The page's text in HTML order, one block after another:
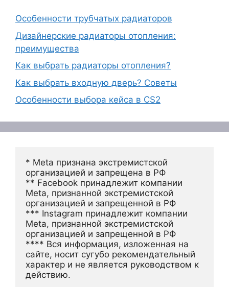
Особенности трубчатых радиаторов
Дизайнерские радиаторы отопления:
преимущества
Как выбрать радиаторы отопления?
Как выбрать входную дверь? Советы
Особенности выбора кейса в CS2
* Meta признана экстремистской
организацией и запрещена в РФ
** Facebook принадлежит компании
Meta, признанной экстремистской
организацией и запрещенной в РФ
*** Instagram принадлежит компании
Meta, признанной экстремистской
организацией и запрещенной в РФ
**** Вся информация, изложенная на
сайте, носит сугубо рекомендательный
характер и не является руководством к
действию.